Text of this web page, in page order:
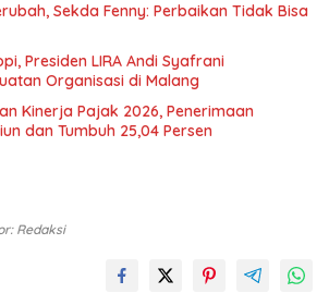
Sekda Fenny: Perbaikan Tidak Bisa
Presiden LIRA Andi Syafrani
Organisasi di Malang
Kinerja Pajak 2026, Penerimaan
dan Tumbuh 25,04 Persen
Redaksi